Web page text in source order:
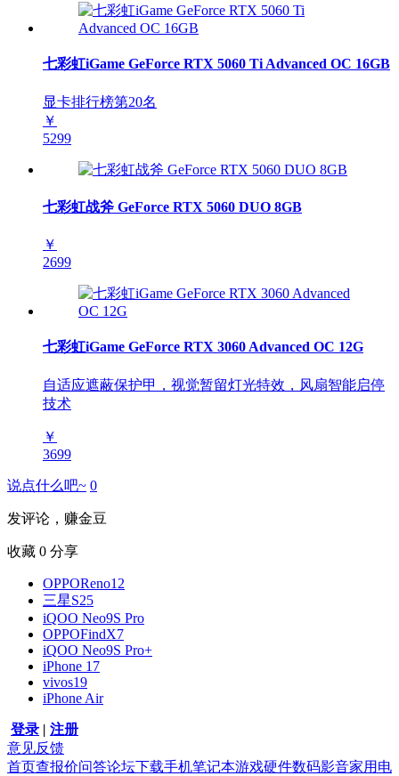
七彩虹iGame GeForce RTX 5060 Ti Advanced OC 16GB
显卡排行榜第20名
￥
5299
七彩虹战斧 GeForce RTX 5060 DUO 8GB
￥
2699
七彩虹iGame GeForce RTX 3060 Advanced OC 12G
自适应遮蔽保护甲，视觉暂留灯光特效，风扇智能启停
技术
￥
3699
说点什么吧~ 0
发评论，赚金豆
收藏 0 分享
OPPOReno12
三星S25
iQOO Neo9S Pro
OPPOFindX7
iQOO Neo9S Pro+
iPhone 17
vivos19
iPhone Air
登录 | 注册
意见反馈
首页查报价问答论坛下载手机笔记本游戏硬件数码影音家用电